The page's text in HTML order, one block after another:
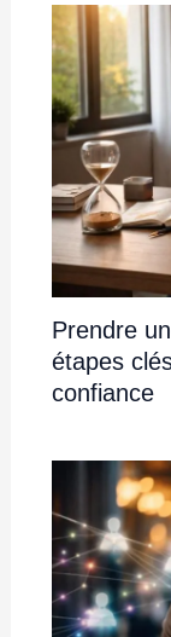
Prendre
étapes
confiance